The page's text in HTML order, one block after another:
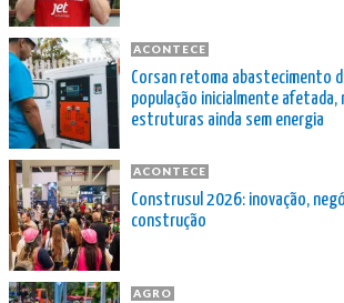
ACONTECE
Corsan retoma abastecimento
população inicialmente afetada,
estruturas ainda sem energia
ACONTECE
Construsul 2026: inovação,
construção
AGRO